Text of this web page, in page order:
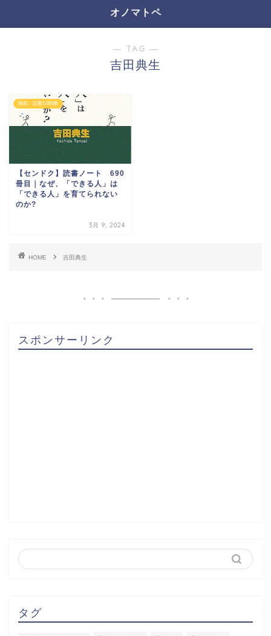
オノマトペ
― TAG ―
吉田典生
挑戦・読書1,000冊
【センドク】読書ノート 690
冊目｜なぜ、「できる人」は
「できる人」を育てられない
のか?
3月 9, 2024
HOME 吉田典生
スポンサーリンク
タグ